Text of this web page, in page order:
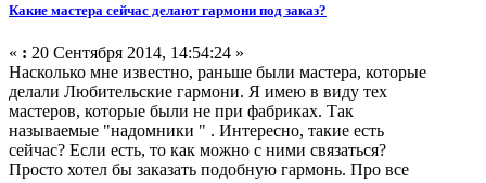
Какие мастера сейчас делают гармони под заказ?
« : 20 Сентября 2014, 14:54:24 »
Насколько мне известно, раньше были мастера, которые
делали Любительские гармони. Я имею в виду тех
мастеров, которые были не при фабриках. Так
называемые "надомники " . Интересно, такие есть
сейчас? Если есть, то как можно с ними связаться?
Просто хотел бы заказать подобную гармонь. Про все